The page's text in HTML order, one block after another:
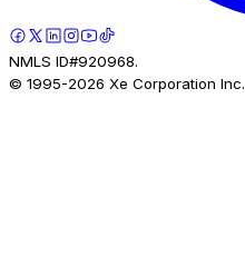
NMLS ID#920968.
© 1995-2026 Xe Corporation Inc.